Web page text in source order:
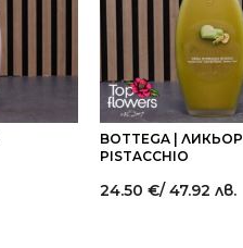
BOTTEGA | ЛИКЬОР
PISTACCHIO
24.50 €/ 47.92 лв.